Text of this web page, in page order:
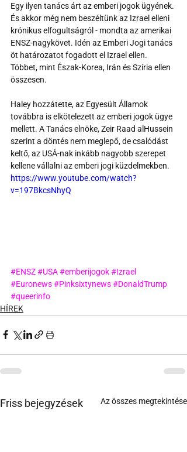
Egy ilyen tanács árt az emberi jogok ügyének.
És akkor még nem beszéltünk az Izrael elleni
krónikus elfogultságról - mondta az amerikai
ENSZ-nagykövet. Idén az Emberi Jogi tanács
öt határozatot fogadott el Izrael ellen.
Többet, mint Észak-Korea, Irán és Szíria ellen
összesen.
Haley hozzátette, az Egyesült Államok
továbbra is elkötelezett az emberi jogok ügye
mellett. A Tanács elnöke, Zeir Raad alHussein
szerint a döntés nem meglepő, de csalódást
keltő, az USÁ-nak inkább nagyobb szerepet
kellene vállalni az emberi jogi küzdelmekben.
https://www.youtube.com/watch?
v=197BkcsNhyQ
#ENSZ#USA#emberijogok#Izrael
#Euronews#Pinksixtynews#DonaldTrump
#queerinfo
HÍREK
Friss bejegyzések Az összes megtekintése